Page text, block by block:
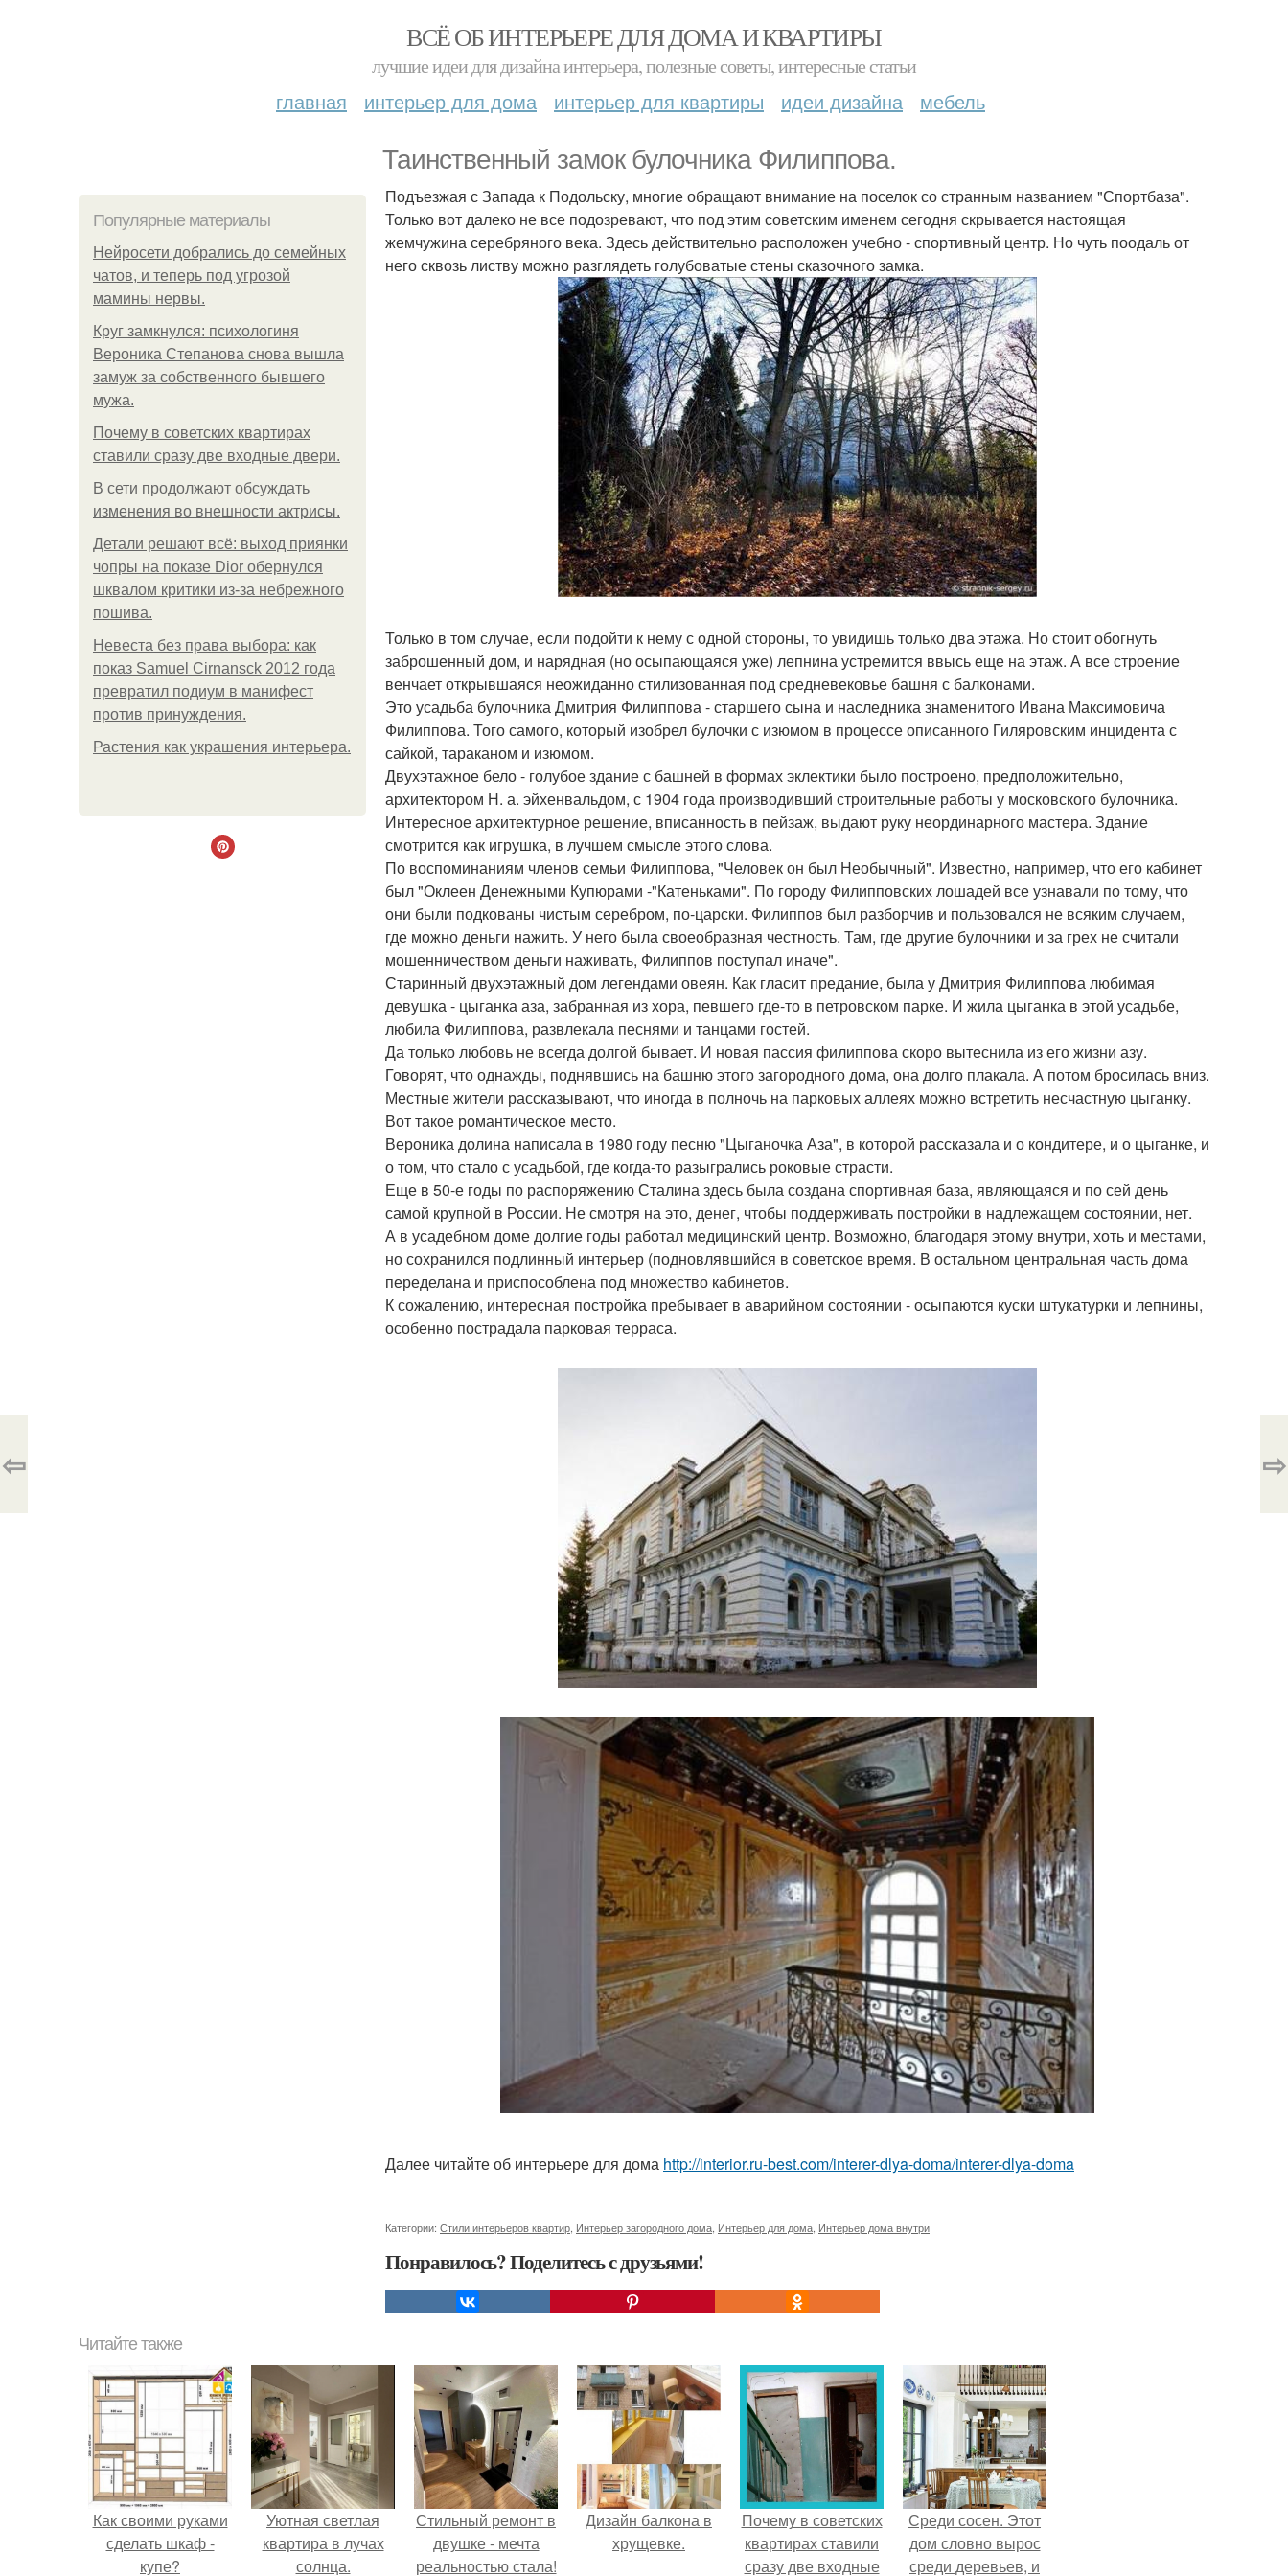
ВСЁ ОБ ИНТЕРЬЕРЕ ДЛЯ ДОМА И КВАРТИРЫ
лучшие идеи для дизайна интерьера, полезные советы, интересные статьи
главная интерьер для дома интерьер для квартиры идеи дизайна мебель
Таинственный замок булочника Филиппова.
Популярные материалы
Нейросети добрались до семейных
чатов, и теперь под угрозой
мамины нервы.
Круг замкнулся: психологиня
Вероника Степанова снова вышла
замуж за собственного бывшего
мужа.
Почему в советских квартирах
ставили сразу две входные двери.
В сети продолжают обсуждать
изменения во внешности актрисы.
Детали решают всё: выход приянки
чопры на показе Dior обернулся
шквалом критики из-за небрежного
пошива.
Невеста без права выбора: как
показ Samuel Cirnansck 2012 года
превратил подиум в манифест
против принуждения.
Растения как украшения интерьера.
Подъезжая с Запада к Подольску, многие обращают внимание на поселок со странным названием "Спортбаза".
Только вот далеко не все подозревают, что под этим советским именем сегодня скрывается настоящая
жемчужина серебряного века. Здесь действительно расположен учебно - спортивный центр. Но чуть поодаль от
него сквозь листву можно разглядеть голубоватые стены сказочного замка.
Только в том случае, если подойти к нему с одной стороны, то увидишь только два этажа. Но стоит обогнуть
заброшенный дом, и нарядная (но осыпающаяся уже) лепнина устремится ввысь еще на этаж. А все строение
венчает открывшаяся неожиданно стилизованная под средневековье башня с балконами.
Это усадьба булочника Дмитрия Филиппова - старшего сына и наследника знаменитого Ивана Максимовича
Филиппова. Того самого, который изобрел булочки с изюмом в процессе описанного Гиляровским инцидента с
сайкой, тараканом и изюмом.
Двухэтажное бело - голубое здание с башней в формах эклектики было построено, предположительно,
архитектором Н. а. эйхенвальдом, с 1904 года производивший строительные работы у московского булочника.
Интересное архитектурное решение, вписанность в пейзаж, выдают руку неординарного мастера. Здание
смотрится как игрушка, в лучшем смысле этого слова.
По воспоминаниям членов семьи Филиппова, "Человек он был Необычный". Известно, например, что его кабинет
был "Оклеен Денежными Купюрами -"Катеньками". По городу Филипповских лошадей все узнавали по тому, что
они были подкованы чистым серебром, по-царски. Филиппов был разборчив и пользовался не всяким случаем,
где можно деньги нажить. У него была своеобразная честность. Там, где другие булочники и за грех не считали
мошенничеством деньги наживать, Филиппов поступал иначе".
Старинный двухэтажный дом легендами овеян. Как гласит предание, была у Дмитрия Филиппова любимая
девушка - цыганка аза, забранная из хора, певшего где-то в петровском парке. И жила цыганка в этой усадьбе,
любила Филиппова, развлекала песнями и танцами гостей.
Да только любовь не всегда долгой бывает. И новая пассия филиппова скоро вытеснила из его жизни азу.
Говорят, что однажды, поднявшись на башню этого загородного дома, она долго плакала. А потом бросилась вниз.
Местные жители рассказывают, что иногда в полночь на парковых аллеях можно встретить несчастную цыганку.
Вот такое романтическое место.
Вероника долина написала в 1980 году песню "Цыганочка Аза", в которой рассказала и о кондитере, и о цыганке, и
о том, что стало с усадьбой, где когда-то разыгрались роковые страсти.
Еще в 50-е годы по распоряжению Сталина здесь была создана спортивная база, являющаяся и по сей день
самой крупной в России. Не смотря на это, денег, чтобы поддерживать постройки в надлежащем состоянии, нет.
А в усадебном доме долгие годы работал медицинский центр. Возможно, благодаря этому внутри, хоть и местами,
но сохранился подлинный интерьер (подновлявшийся в советское время. В остальном центральная часть дома
переделана и приспособлена под множество кабинетов.
К сожалению, интересная постройка пребывает в аварийном состоянии - осыпаются куски штукатурки и лепнины,
особенно пострадала парковая терраса.
Далее читайте об интерьере для дома http://interior.ru-best.com/interer-dlya-doma/interer-dlya-doma
Категории: Стили интерьеров квартир Интерьер загородного дома Интерьер для дома Интерьер дома внутри
Понравилось? Поделитесь с друзьями!
⇦ ⇨
Читайте также
Как своими руками
сделать шкаф -
купе?
Уютная светлая
квартира в лучах
солнца.
Стильный ремонт в
двушке - мечта
реальностью стала!
Дизайн балкона в
хрущевке.
Почему в советских
квартирах ставили
сразу две входные
Среди сосен. Этот
дом словно вырос
среди деревьев, и